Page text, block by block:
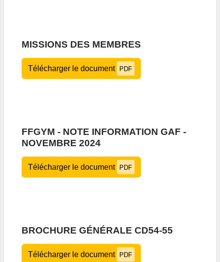
MISSIONS DES MEMBRES
Télécharger le document PDF
FFGYM - NOTE INFORMATION GAF -
NOVEMBRE 2024
Télécharger le document PDF
BROCHURE GÉNÉRALE CD54-55
Télécharger le document PDF